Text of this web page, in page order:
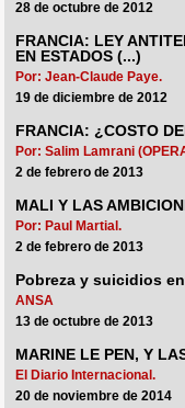
28 de octubre de 2012
FRANCIA: LEY
EN ESTADOS (...)
Por: Jean-Claude Paye.
19 de diciembre de 2012
FRANCIA: ¿COSTO
Por: Salim Lamrani
2 de febrero de 2013
MALI Y LAS
Por: Paul Martial.
2 de febrero de 2013
Pobreza y suicidios
ANSA
13 de octubre de 2013
MARINE LE PEN, Y
El Diario Internacional.
20 de noviembre de 2014